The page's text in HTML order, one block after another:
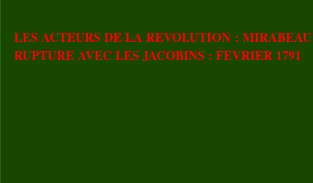
LES ACTEURS DE LA REVOLUTION :
RUPTURE AVEC LES JACOBINS : FEVRIER 1791